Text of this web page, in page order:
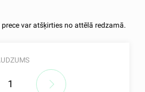
var atšķirties no attēlā redzamā.